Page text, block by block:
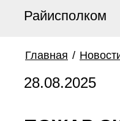
Райисполком
Главная /
28.08.2025